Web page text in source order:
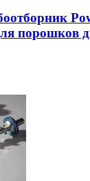
порошков